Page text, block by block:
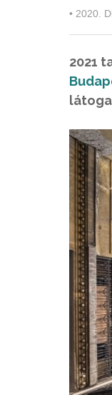
• 2020.
2021